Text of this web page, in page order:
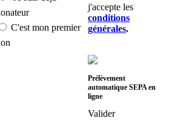
C'est mon premier
j'accepte les
conditions
générales.
Prélèvement
automatique SEPA en
ligne
Valider